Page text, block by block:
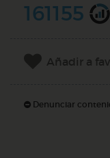
161155
Añadir a
Denunciar